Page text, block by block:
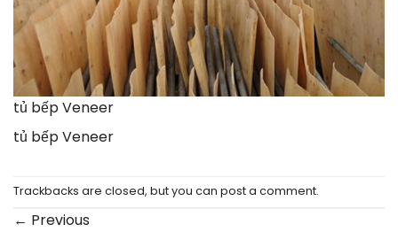
tủ bếp Veneer
tủ bếp Veneer
Trackbacks are closed, but you can post a comment.
← Previous